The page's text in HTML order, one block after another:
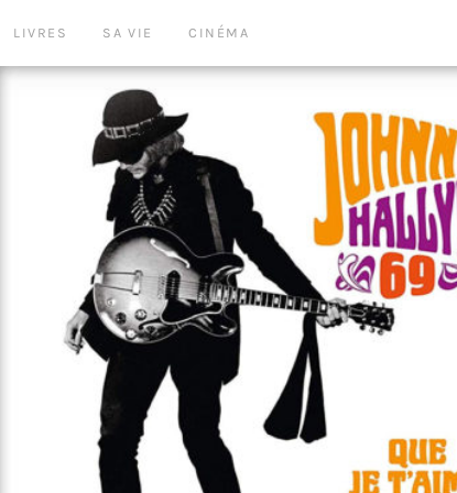
LIVRES SA VIE CINÉMA